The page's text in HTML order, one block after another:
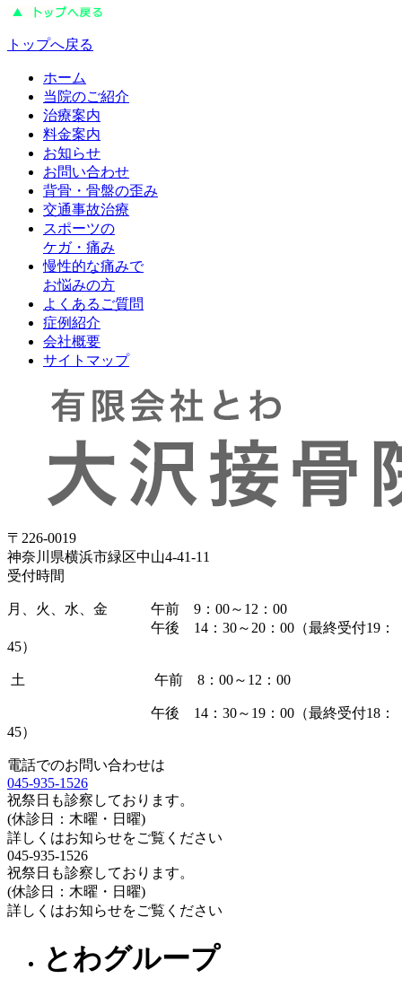
トップへ戻る
ホーム
当院のご紹介
治療案内
料金案内
お知らせ
お問い合わせ
背骨・骨盤の歪み
交通事故治療
スポーツの
ケガ・痛み
慢性的な痛みで
お悩みの方
よくあるご質問
症例紹介
会社概要
サイトマップ
〒226-0019
神奈川県横浜市緑区中山4-41-11
受付時間
月、火、水、金 午前 9：00～12：00
午後 14：30～20：00（最終受付19：
45）
土 午前 8：00～12：00
午後 14：30～19：00（最終受付18：
45）
電話でのお問い合わせは
045-935-1526
祝祭日も診察しております。
(休診日：木曜・日曜)
詳しくはお知らせをご覧ください
045-935-1526
祝祭日も診察しております。
(休診日：木曜・日曜)
詳しくはお知らせをご覧ください
とわグループ